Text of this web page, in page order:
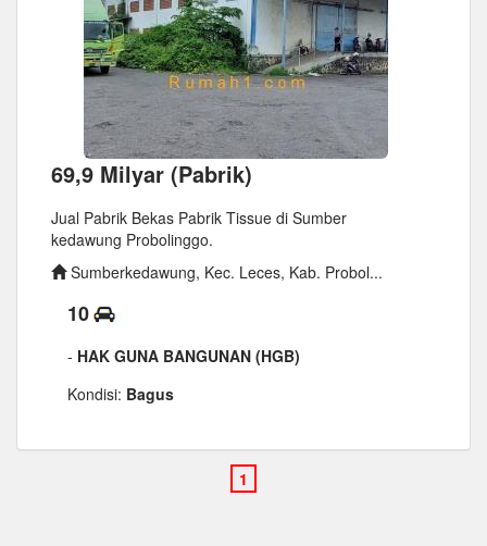
69,9 Milyar (Pabrik)
Jual Pabrik Bekas Pabrik Tissue di Sumber
kedawung Probolinggo.
Sumberkedawung, Kec. Leces, Kab. Probol...
10
- HAK GUNA BANGUNAN (HGB)
Kondisi: Bagus